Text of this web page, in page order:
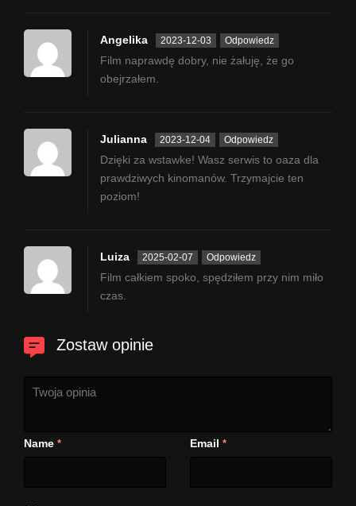
Angelika 2023-12-03 Odpowiedz
Film naprawdę dobry, nie żałuję, że go
obejrzałem.
Julianna 2023-12-04 Odpowiedz
Dzięki za wstawke! Wasz serwis to oaza dla
prawdziwych kinomanów. Trzymajcie ten
poziom!
Luiza 2025-02-07 Odpowiedz
Film całkiem spoko, spędziłem przy nim miło
czas.
Zostaw opinie
Name * Email *